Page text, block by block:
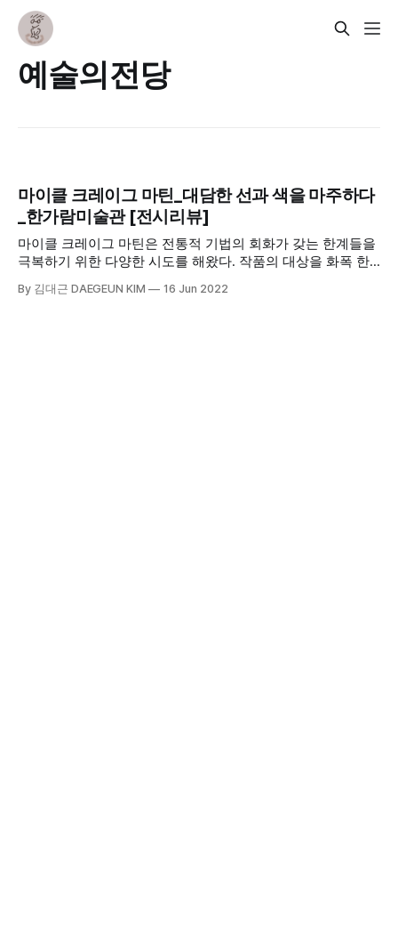
예술의전당
마이클 크레이그 마틴_대담한 선과 색을 마주하다
_한가람미술관 [전시리뷰]
마이클 크레이그 마틴은 전통적 기법의 회화가 갖는 한계들을
극복하기 위한 다양한 시도를 해왔다. 작품의 대상을 화폭 한
대하는 등의 방식이 그러하다. 또한 대상들을 똑같은 크기로
By 김대근 DAEGEUN KIM 16 Jun 2022